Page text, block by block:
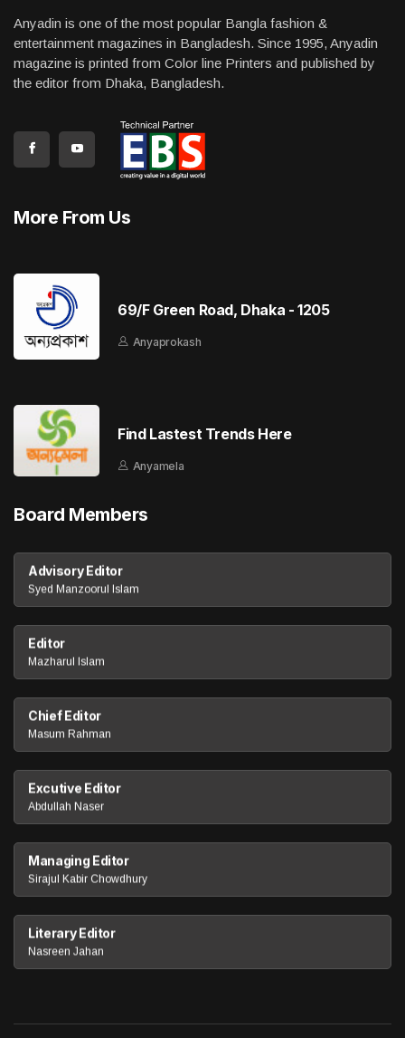
Anyadin is one of the most popular Bangla fashion &
entertainment magazines in Bangladesh. Since 1995, Anyadin
magazine is printed from Color line Printers and published by
the editor from Dhaka, Bangladesh.
More From Us
69/F Green Road, Dhaka - 1205
Anyaprokash
Find Lastest Trends Here
Anyamela
Board Members
Advisory Editor
Syed Manzoorul Islam
Editor
Mazharul Islam
Chief Editor
Masum Rahman
Excutive Editor
Abdullah Naser
Managing Editor
Sirajul Kabir Chowdhury
Literary Editor
Nasreen Jahan